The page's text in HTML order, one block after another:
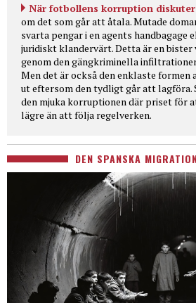
När fotbollens korruption
om det som går att åtala. Mutade
svarta pengar i en agents handbagage
juridiskt klandervärt. Detta är en
genom den gängkriminella
Men det är också den enklaste
ut eftersom den tydligt går att lagföra.
den mjuka korruptionen där priset för
lägre än att följa regelverken.
DEN SPANSKA